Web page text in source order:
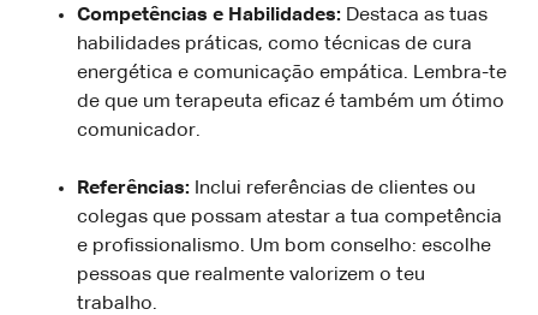
Competências e Habilidades: Destaca as tuas
habilidades práticas, como técnicas de cura
energética e comunicação empática. Lembra-te
de que um terapeuta eficaz é também um ótimo
comunicador.
Referências: Inclui referências de clientes ou
colegas que possam atestar a tua competência
e profissionalismo. Um bom conselho: escolhe
pessoas que realmente valorizem o teu
trabalho.